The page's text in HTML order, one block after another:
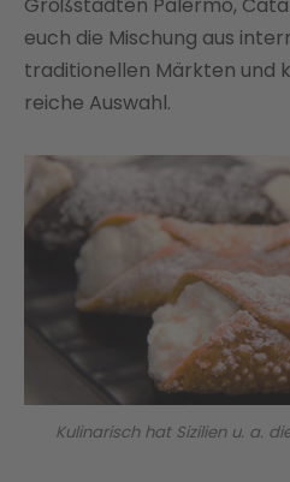
euch die Mischung aus
traditionellen Märkten und
reiche Auswahl.
Kulinarisch hat Sizilien u. a.